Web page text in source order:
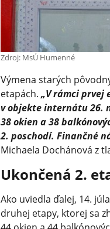
Zdroj: MsÚ Humenné
Výmena starých
etapách. „V rámci prvej
v objekte internátu 26.
38 okien a 38
2. poschodí. Finančné
Michaela Dochánová z
Ukončená 2.
Ako uviedla ďalej, 14.
druhej etapy, ktorej sa